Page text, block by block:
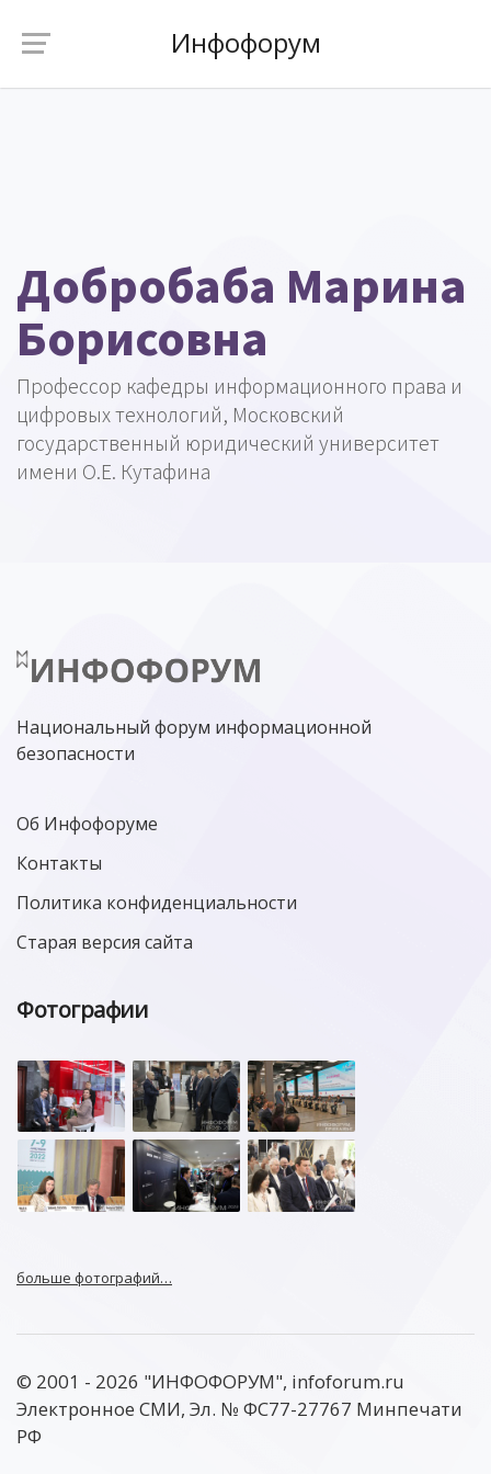
Инфофорум
Добробаба Марина
Борисовна
Профессор кафедры информационного права и
цифровых технологий, Московский
государственный юридический университет
имени О.Е. Кутафина
Национальный форум информационной
безопасности
Об Инфофоруме
Контакты
Политика конфиденциальности
Старая версия сайта
Фотографии
больше фотографий…
© 2001 - 2026 "ИНФОФОРУМ", infoforum.ru
Электронное СМИ, Эл. № ФС77-27767 Минпечати
РФ